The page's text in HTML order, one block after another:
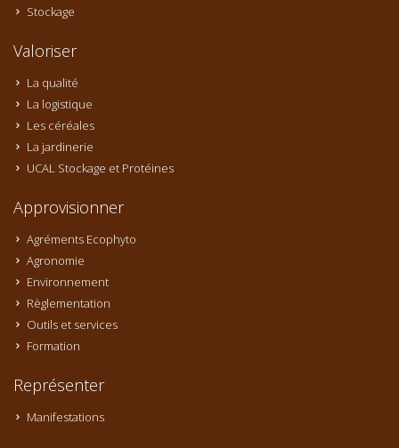
Stockage
Valoriser
La qualité
La logistique
Les céréales
La jardinerie
UCAL Stockage et Protéines
Approvisionner
Agréments Ecophyto
Agronomie
Environnement
Règlementation
Outils et services
Formation
Représenter
Manifestations